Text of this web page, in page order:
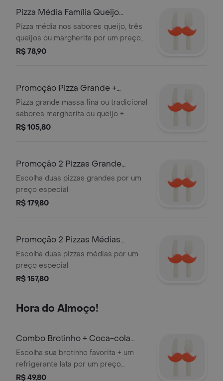
Pizza Média Família Queijo
(Rappiqj)
Pizza média nos sabores queijo, três
queijos ou margherita por um preço
especial!
R$ 78,90
Promoção Pizza Grande +
Refrigerante 2 Litros (Rappim3)
Pizza grande massa fina ou tradicional
sabores margherita ou queijo +
refrigerante 2l.
R$ 105,80
Promoção 2 Pizzas Grande
(Rappig)
Escolha duas pizzas grandes por um
preço especial
R$ 179,80
Promoção 2 Pizzas Médias
(Rappim)
Escolha duas pizzas médias por um
preço especial
R$ 157,80
Hora do Almoço!
Combo Brotinho + Coca-cola
Lata (Brotif)
Escolha sua brotinho favorita + um
refrigerante lata por um preço
especial!
R$ 49,80